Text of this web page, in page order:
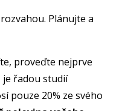
Plánujte a
proveďte nejprve
je řadou studií
pouze 20% ze svého